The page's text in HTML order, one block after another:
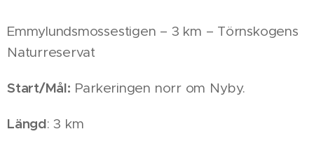
Emmylundsmossestigen – 3 km – Törnskogens
Naturreservat
Start/Mål: Parkeringen norr om Nyby.
Längd: 3 km